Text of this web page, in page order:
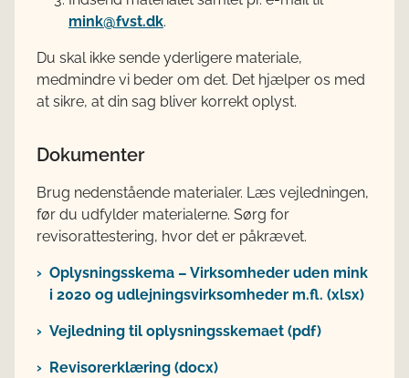
mink@fvst.dk.
Du skal ikke sende yderligere materiale,
medmindre vi beder om det. Det hjælper os med
at sikre, at din sag bliver korrekt oplyst.
Dokumenter
Brug nedenstående materialer. Læs vejledningen,
før du udfylder materialerne. Sørg for
revisorattestering, hvor det er påkrævet.
Oplysningsskema – Virksomheder uden mink
i 2020 og udlejningsvirksomheder m.fl. (xlsx)
Vejledning til oplysningsskemaet (pdf)
Revisorerklæring (docx)